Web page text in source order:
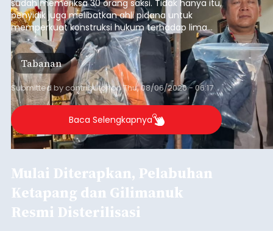
sudah memeriksa 30 orang saksi. Tidak hanya itu,
penyidik juga melibatkan ahli pidana untuk
memperkuat konstruksi hukum terhadap lima
orang tersangka yang saat ini ditahan.
Tabanan
Submitted bycontributoronThu, 08/06/2026 - 06:17
Baca Selengkapnya
Mulai Diterapkan, Pelabuhan
Ketapang dan Gilimanuk
Resmi Disterilisasi